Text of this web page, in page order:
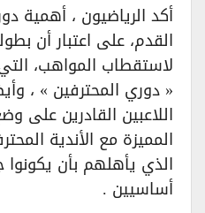
أكد الرياضيون ، أهمية
القدم، على اعتبار أن
لاستقطاب المواهب،
« دوري المحترفين » ،
اللاعبين القادرين على
المميزة مع الأندية
الذي يأهلهم بأن يكونوا
أساسيين .